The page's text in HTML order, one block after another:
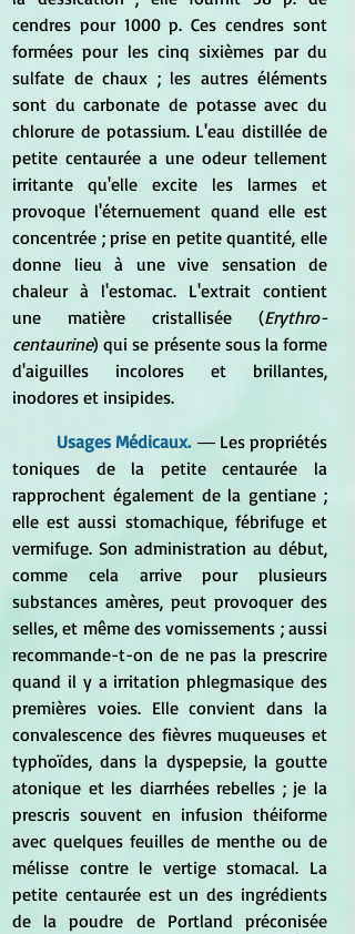
cendres pour 1000 p. Ces cendres sont
formées pour les cinq sixièmes par du
sulfate de chaux ; les autres éléments
sont du carbonate de potasse avec du
chlorure de potassium. L'eau distillée de
petite centaurée a une odeur tellement
irritante qu'elle excite les larmes et
provoque l'éternuement quand elle est
concentrée ; prise en petite quantité, elle
donne lieu à une vive sensation de
chaleur à l'estomac. L'extrait contient
une matière cristallisée (Erythro-
centaurine) qui se présente sous la forme
d'aiguilles incolores et brillantes,
inodores et insipides.
	Usages Médicaux.
― Les propriétés
toniques de la petite centaurée la
rapprochent également de la gentiane ;
elle est aussi stomachique, fébrifuge et
vermifuge. Son administration au début,
comme cela arrive pour plusieurs
substances amères, peut provoquer des
selles, et même des vomissements ; aussi
recommande-t-on de ne pas la prescrire
quand il y a irritation phlegmasique des
premières voies. Elle convient dans la
convalescence des fièvres muqueuses et
typhoïdes, dans la dyspepsie, la goutte
atonique et les diarrhées rebelles ; je la
prescris souvent en infusion théiforme
avec quelques feuilles de menthe ou de
mélisse contre le vertige stomacal. La
petite centaurée est un des ingrédients
de la poudre de Portland préconisée